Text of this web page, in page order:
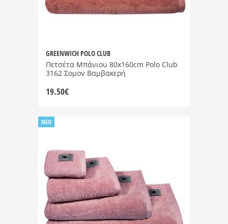
GREENWICH POLO CLUB
Πετσέτα Μπάνιου 80x160cm Polo Club
3162 Σομον Βαμβακερή
19.50€
NEO